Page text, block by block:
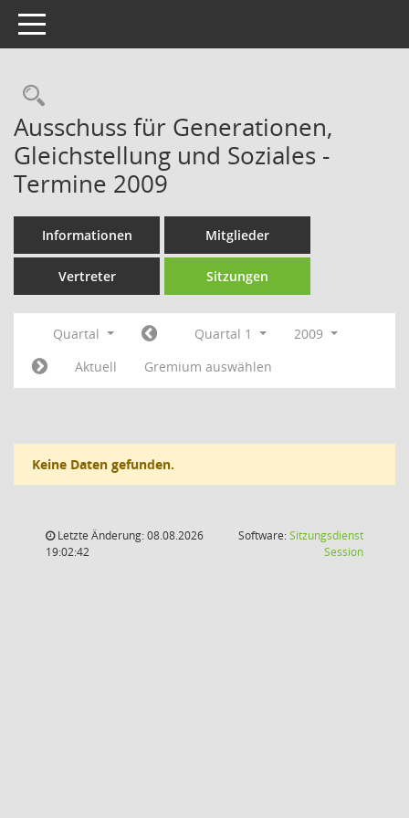
Toggle navigation
Rechercheauswahl
Ausschuss für Generationen,
Gleichstellung und Soziales -
Termine 2009
Informationen Mitglieder
Vertreter Sitzungen
Quartal Quartal 1
2009
Aktuell
Gremium auswählen
Keine Daten gefunden.
Letzte Änderung: 08.08.2026
19:02:42
Software:Sitzungsdienst
Session(Wird in